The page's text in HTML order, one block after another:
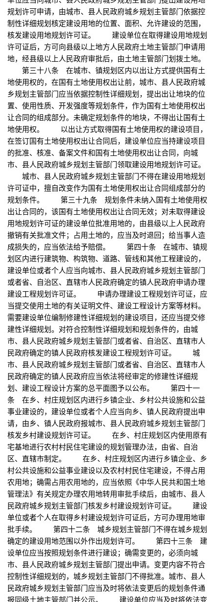
规划许可申请，由城市、县人民政府城乡规划主管部门依据控
制性详细规划核定建设用地的位置、面积、允许建设的范围，
核发建设用地规划许可证。 建设单位在取得建设用地规划
许可证后，方可向县级以上地方人民政府土地主管部门申请用
地，经县级以上人民政府审批后，由土地主管部门划拨土地。
第三十八条 在城市、镇规划区内以出让方式提供国有土
地使用权的，在国有土地使用权出让前，城市、县人民政府城
乡规划主管部门应当依据控制性详细规划，提出出让地块的位
置、使用性质、开发强度等规划条件，作为国有土地使用权出
让合同的组成部分。未确定规划条件的地块，不得出让国有土
地使用权。 以出让方式取得国有土地使用权的建设项目，
在签订国有土地使用权出让合同后，建设单位应当持建设项目
的批准、核准、备案文件和国有土地使用权出让合同，向城
市、县人民政府城乡规划主管部门领取建设用地规划许可证。
城市、县人民政府城乡规划主管部门不得在建设用地规划
许可证中，擅自改变作为国有土地使用权出让合同组成部分的
规划条件。 第三十九条 规划条件未纳入国有土地使用权
出让合同的，该国有土地使用权出让合同无效；对未取得建设
用地规划许可证的建设单位批准用地的，由县级以上人民政府
撤销有关批准文件；占用土地的，应当及时退回；给当事人造
成损失的，应当依法给予赔偿。 第四十条 在城市、镇规
划区内进行建筑物、构筑物、道路、管线和其他工程建设的，
建设单位或者个人应当向城市、县人民政府城乡规划主管部门
或者省、自治区、直辖市人民政府确定的镇人民政府申请办理
建设工程规划许可证。 申请办理建设工程规划许可证，应
当提交使用土地的有关证明文件、建设工程设计方案等材料。
需要建设单位编制修建性详细规划的建设项目，还应当提交修
建性详细规划。对符合控制性详细规划和规划条件的，由城
市、县人民政府城乡规划主管部门或者省、自治区、直辖市人
民政府确定的镇人民政府核发建设工程规划许可证。 城
市、县人民政府城乡规划主管部门或者省、自治区、直辖市人
民政府确定的镇人民政府应当依法将经审定的修建性详细规
划、建设工程设计方案的总平面图予以公布。 第四十一
条 在乡、村庄规划区内进行乡镇企业、乡村公共设施和公益
事业建设的，建设单位或者个人应当向乡、镇人民政府提出申
请，由乡、镇人民政府报城市、县人民政府城乡规划主管部门
核发乡村建设规划许可证。 在乡、村庄规划区内使用原有
宅基地进行农村村民住宅建设的规划管理办法，由省、自治
区、直辖市制定。 在乡、村庄规划区内进行乡镇企业、乡
村公共设施和公益事业建设以及农村村民住宅建设，不得占用
农用地；确需占用农用地的，应当依照《中华人民共和国土地
管理法》有关规定办理农用地转用审批手续后，由城市、县人
民政府城乡规划主管部门核发乡村建设规划许可证。 建设
单位或者个人在取得乡村建设规划许可证后，方可办理用地审
批手续。 第四十二条 城乡规划主管部门不得在城乡规划
确定的建设用地范围以外作出规划许可。 第四十三条 建
设单位应当按照规划条件进行建设；确需变更的，必须向城
市、县人民政府城乡规划主管部门提出申请。变更内容不符合
控制性详细规划的，城乡规划主管部门不得批准。城市、县人
民政府城乡规划主管部门应当及时将依法变更后的规划条件通
报同级土地主管部门并公示。 建设单位应当及时将依法变